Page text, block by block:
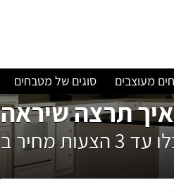
מעוצבים סוגים של מטבחים
איך תרצה
בחינם וללא התחייבות!